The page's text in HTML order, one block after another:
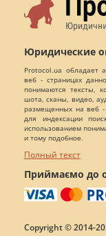
Юридические
Protocol.ua обладает
веб - страницах
понимаются тексты,
шота, сканы, видео,
размещенных на веб -
для индексации
использованием
и тому подобное.
Полный текст
Приймаємо до
Copyright © 2014-